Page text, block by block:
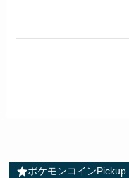
ポケモンコインPickup